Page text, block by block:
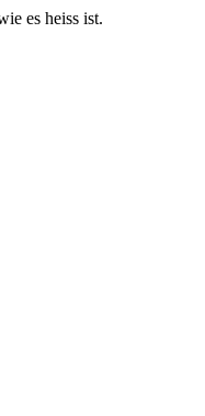
es heiss ist.